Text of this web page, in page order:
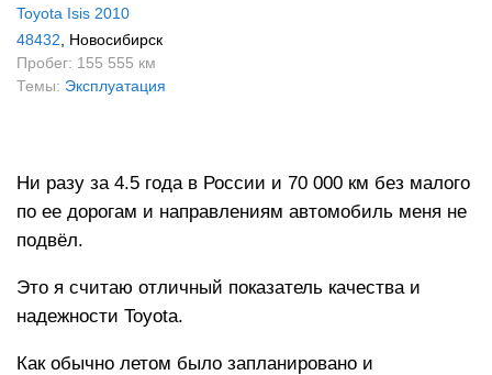
Toyota Isis 2010
48432 , Новосибирск
Пробег: 155 555 км
Темы: Эксплуатация
Ни разу за 4.5 года в России и 70 000 км без малого
по ее дорогам и направлениям автомобиль меня не
подвёл.
Это я считаю отличный показатель качества и
надежности Toyota.
Как обычно летом было запланировано и